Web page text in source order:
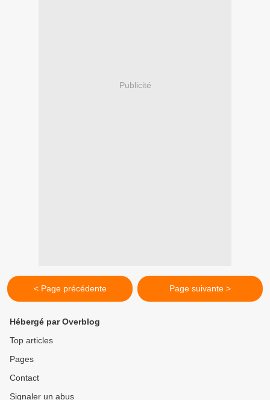
Publicité
< Page précédente Page suivante >
Hébergé par Overblog
Top articles
Pages
Contact
Signaler un abus